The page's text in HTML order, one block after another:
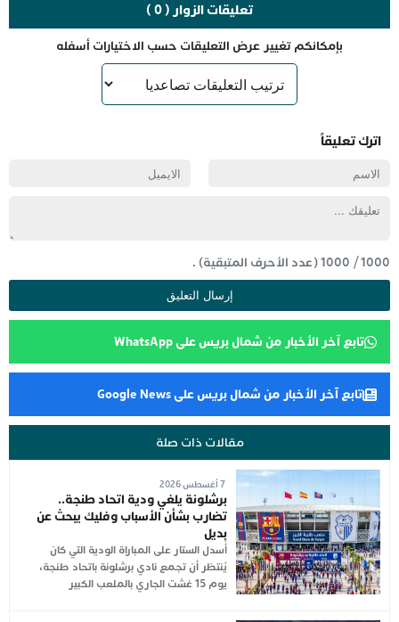
تعليقات الزوار ( 0 )
بإمكانكم تغيير عرض التعليقات حسب الاختيارات أسفله
اترك تعليقاً
1000
/
1000(عدد الأحرف المتبقية) .
تابع آخر الأخبار من شمال بريس على WhatsApp
تابع آخر الأخبار من شمال بريس على Google News
مقالات ذات صلة
7 أغسطس 2026
برشلونة يلغي ودية اتحاد طنجة..
تضارب بشأن الأسباب وفليك يبحث عن
بديل
أُسدل الستار على المباراة الودية التي كان
يُنتظر أن تجمع نادي برشلونة باتحاد طنجة،
يوم 15 غشت الجاري بالملعب الكبير